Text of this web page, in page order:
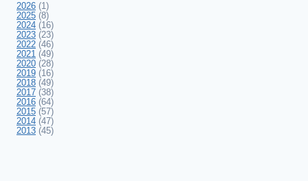
2026 (1)
2025 (8)
2024 (16)
2023 (23)
2022 (46)
2021 (49)
2020 (28)
2019 (16)
2018 (49)
2017 (38)
2016 (64)
2015 (57)
2014 (47)
2013 (45)